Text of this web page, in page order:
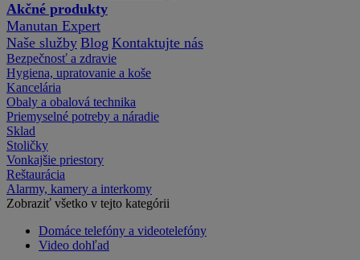
Akčné produkty
Manutan Expert
Naše služby Blog Kontaktujte nás
Bezpečnosť a zdravie
Hygiena, upratovanie a koše
Kancelária
Obaly a obalová technika
Priemyselné potreby a náradie
Sklad
Stoličky
Vonkajšie priestory
Reštaurácia
Alarmy, kamery a interkomy
Zobraziť všetko v tejto kategórii
Domáce telefóny a videotelefóny
Video dohľad